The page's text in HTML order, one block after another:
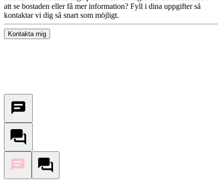
att se bostaden eller få mer information? Fyll i dina uppgifter så
kontaktar vi dig så snart som möjligt.
Kontakta mig